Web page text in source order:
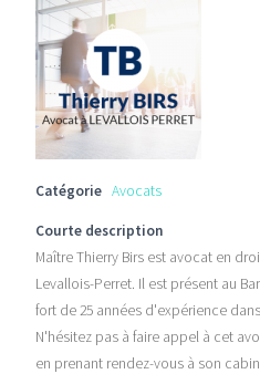
Catégorie Avocats
Courte description
Maître Thierry Birs est avocat en
Levallois-Perret. Il est présent au
fort de 25 années d'expérience
N'hésitez pas à faire appel à cet
en prenant rendez-vous à son